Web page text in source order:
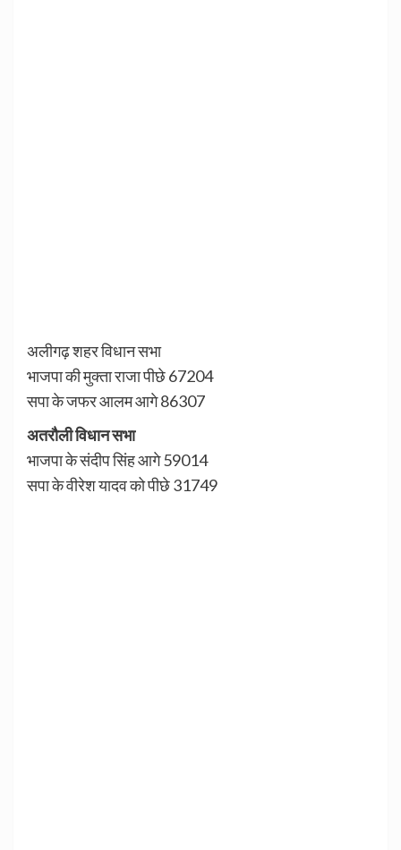
अलीगढ़ शहर विधान सभा
भाजपा की मुक्ता राजा पीछे 67204
सपा के जफर आलम आगे 86307
अतरौली विधान सभा
भाजपा के संदीप सिंह आगे 59014
सपा के वीरेश यादव को पीछे 31749